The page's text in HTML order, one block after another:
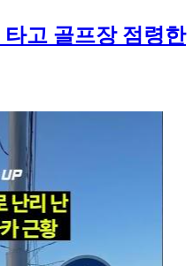
고 골프장 점령한